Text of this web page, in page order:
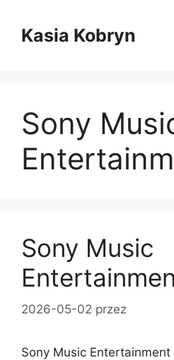
treściKasia Kobryn
Sony
Sony Music
2026-05-02 przez
Sony Music